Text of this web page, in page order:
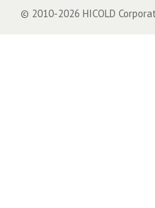
© 2010-2026 HICOLD